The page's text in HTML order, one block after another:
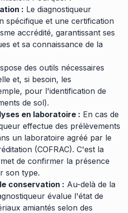
: Le diagnostiqueur
spécifique et une certification
accrédité, garantissant ses
et sa connaissance de la
des outils nécessaires
et, si besoin, les
pour l'identification de
de sol).
en laboratoire : En cas de
effectue des prélèvements
un laboratoire agréé par le
(COFRAC). C'est la
de confirmer la présence
son type.
conservation : Au-delà de la
évalue l'état de
amiantés selon des